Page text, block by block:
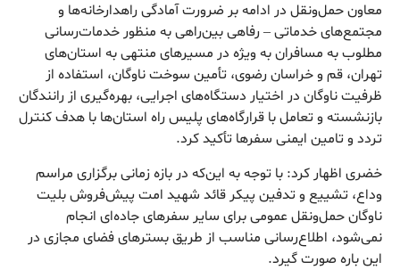
معاون حمل‌ونقل در ادامه بر ضرورت آمادگی راهدارخانه‌ها و
مجتمع‌های خدماتی – رفاهی بین‌راهی به منظور خدمات‌رسانی
مطلوب به مسافران به ویژه در مسیرهای منتهی به استان‌های
تهران، قم و خراسان رضوی، تأمین سوخت ناوگان، استفاده از
ظرفیت ناوگان در اختیار دستگاه‌های اجرایی، بهره‌گیری از رانندگان
بازنشسته و تعامل با قرارگاه‌های پلیس راه استان‌ها با هدف کنترل
تردد و تامین ایمنی سفرها تأکید کرد.
خضری اظهار کرد: با توجه به این‌که در بازه زمانی برگزاری مراسم
وداع، تشییع و تدفین پیکر قائد شهید امت پیش‌فروش بلیت
ناوگان حمل‌ونقل عمومی برای سایر سفرهای جاده‌ای انجام
نمی‌شود، اطلاع‌رسانی مناسب از طریق بسترهای فضای مجازی در
این باره صورت گیرد.